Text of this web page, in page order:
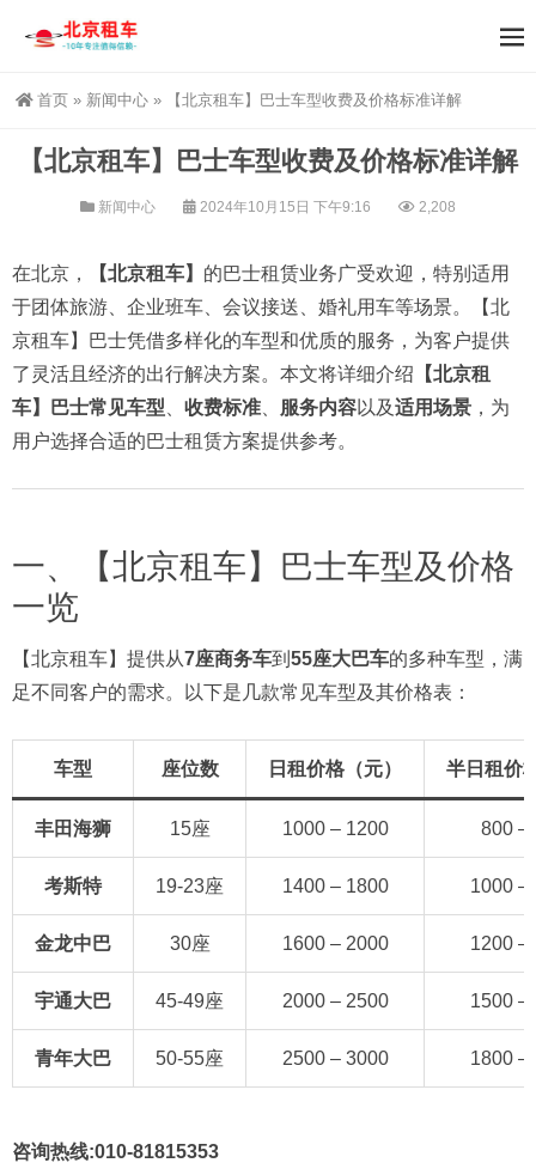
首页 » 新闻中心 » 【北京租车】巴士车型收费及价格标准详解
【北京租车】巴士车型收费及价格标准详解
新闻中心 2024年10月15日 下午9:16 2,208
在北京， 【北京租车】 的巴士租赁业务广受欢迎，特别适用
于团体旅游、企业班车、会议接送、婚礼用车等场景。【北
京租车】巴士凭借多样化的车型和优质的服务，为客户提供
了灵活且经济的出行解决方案。本文将详细介绍 【北京租
车】巴士常见车型
收费标准 服务内容以及适用场景 ，为
用户选择合适的巴士租赁方案提供参考。
一、【北京租车】巴士车型及价格
一览
【北京租车】提供从7座商务车到 55座大巴车的多种车型，满
足不同客户的需求。以下是几款常见车型及其价格表：
车型 座位数 日租价格（元） 半日租价
丰田海狮 15座 1000 – 1200 800 –
考斯特 19-23座 1400 – 1800 1000 –
金龙中巴 30座 1600 – 2000 1200 –
宇通大巴 45-49座 2000 – 2500 1500 –
青年大巴 50-55座 2500 – 3000 1800 –
咨询热线:010-81815353